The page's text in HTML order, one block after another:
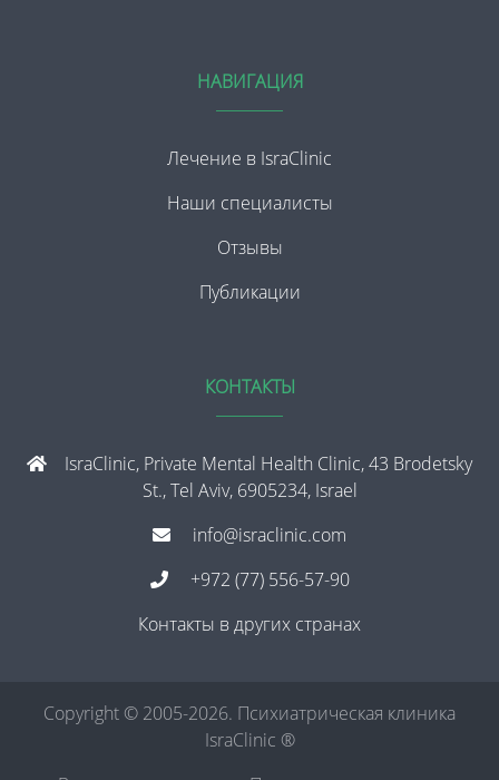
НАВИГАЦИЯ
Лечение в IsraClinic
Наши специалисты
Отзывы
Публикации
КОНТАКТЫ
IsraClinic, Private Mental Health Clinic, 43 Brodetsky
St., Tel Aviv, 6905234, Israel
info@israclinic.com
+972 (77) 556-57-90
Контакты в других странах
Copyright © 2005-2026. Психиатрическая клиника
IsraClinic ®